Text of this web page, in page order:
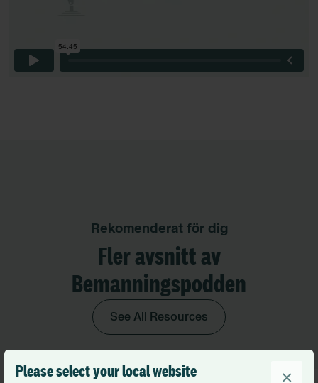
Please select your local website ×
Rekomenderat för dig
Fler avsnitt av
Bemanningspodden
See All Resources